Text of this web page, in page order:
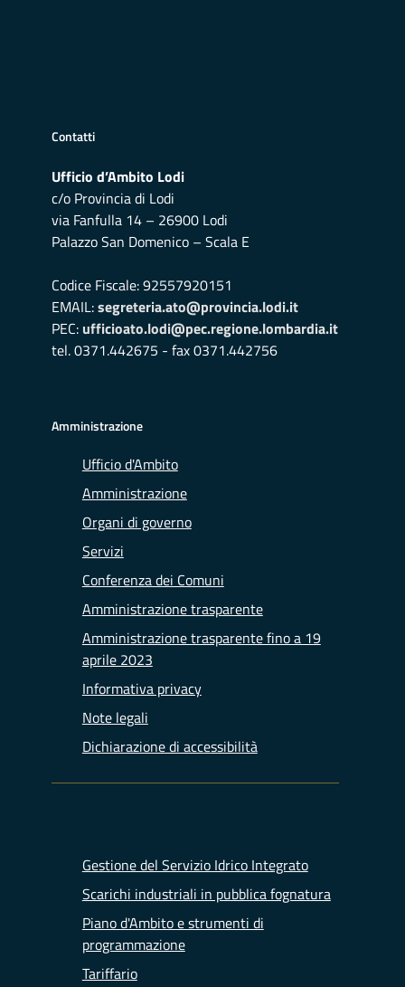
Contatti
Ufficio d’Ambito Lodi
c/o Provincia di Lodi
via Fanfulla 14 – 26900 Lodi
Palazzo San Domenico – Scala E
Codice Fiscale: 92557920151
EMAIL:segreteria.ato@provincia.lodi.it
PEC: ufficioato.lodi@pec.regione.lombardia.it
tel. 0371.442675 - fax 0371.442756
Amministrazione
Ufficio d'Ambito
Amministrazione
Organi di governo
Servizi
Conferenza dei Comuni
Amministrazione trasparente
Amministrazione trasparente fino a 19
aprile 2023
Informativa privacy
Note legali
Dichiarazione di accessibilità
Gestione del Servizio Idrico Integrato
Scarichi industriali in pubblica fognatura
Piano d'Ambito e strumenti di
programmazione
Tariffario